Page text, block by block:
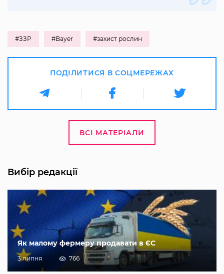
#ЗЗР #Bayer #захист рослин
ПОДІЛИТИСЯ В СОЦМЕРЕЖАХ
ВСІ МАТЕРІАЛИ
Вибір редакції
Як малому фермеру продавати в ЄС
3 липня 766